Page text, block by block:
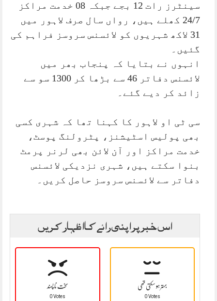
سینٹرز رات 12 بجے جبکہ 08 خدمت مراکز
24/7 کھلے ہیں، رواں سال صرف لاہور میں
31 لاکھ شہریوں کو لائسنس سروسز فراہم کی
گئیں۔
انہوں نے بتایا کہ پنجاب بھر میں
لائسنس دفاتر 46 سے بڑھا کر 1300 سو سے
زائد کر دیے گئے۔
سی ٹی او لاہور کا کہنا تھا کہ شہری کسی
بھی پولیس اسٹیشنز، پٹرولنگ پوسٹ،
خدمت مراکز اور آن لائن بھی لرنر پرمٹ
بنوا سکتے ہیں، شہری نزدیکی لائسنس
دفاتر سے لائسنس سروسز حاصل کریں۔
اس خبر پر اپنی رائے کا اظہار کریں
سخت نا پسند
0 Votes
بہتر ہو سکتی تھی
0 Votes